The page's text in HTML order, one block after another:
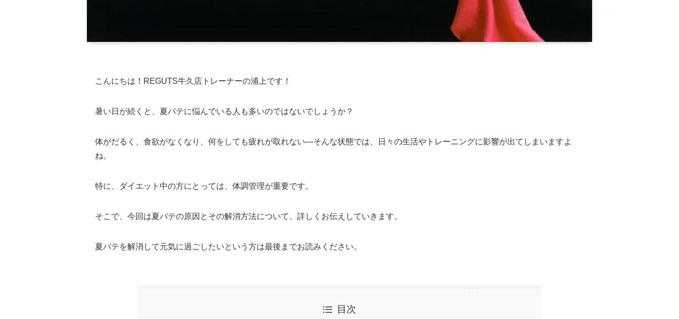
こんにちは！REGUTS牛久店トレーナーの浦上です！
暑い日が続くと、夏バテに悩んでいる人も多いのではないでしょうか？
体がだるく、食欲がなくなり、何をしても疲れが取れない—そんな状態では、日々の生活やトレーニングに影響が出てしまいますよ
ね。
特に、ダイエット中の方にとっては、体調管理が重要です。
そこで、今回は夏バテの原因とその解消方法について、詳しくお伝えしていきます。
夏バテを解消して元気に過ごしたいという方は最後までお読みください。
目次